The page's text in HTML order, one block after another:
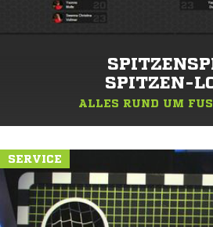
SPITZEN-
ALLES RUND UM
SERVICE